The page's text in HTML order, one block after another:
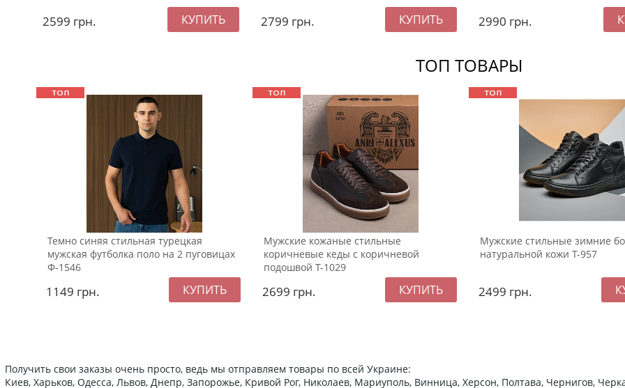
2599 грн. 2799 грн. 2990 грн.
ТОП ТОВАРЫ
Темно синяя стильная турецкая
мужская футболка поло на 2 пуговицах
Ф-1546
1149 грн.
Мужские кожаные стильные
коричневые кеды с коричневой
подошвой Т-1029
2699 грн.
Мужские стильные зимние
натуральной кожи Т-957
2499 грн.
Получить свои заказы очень просто, ведь мы отправляем товары по всей Украине:
Киев, Харьков, Одесса, Львов, Днепр, Запорожье, Кривой Рог, Николаев, Мариуполь, Винница, Херсон, Полтава, Чернигов,